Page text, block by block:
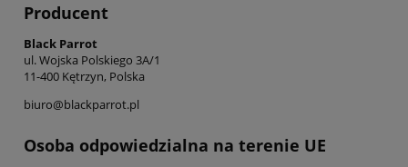
Producent
Black Parrot
ul. Wojska Polskiego 3A/1
11-400 Kętrzyn, Polska
biuro@blackparrot.pl
Osoba odpowiedzialna na terenie UE